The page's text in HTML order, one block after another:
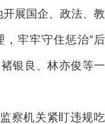
展国企、政法、教
牢牢守住惩治“后
银良、林亦俊等一
察机关紧盯违规吃